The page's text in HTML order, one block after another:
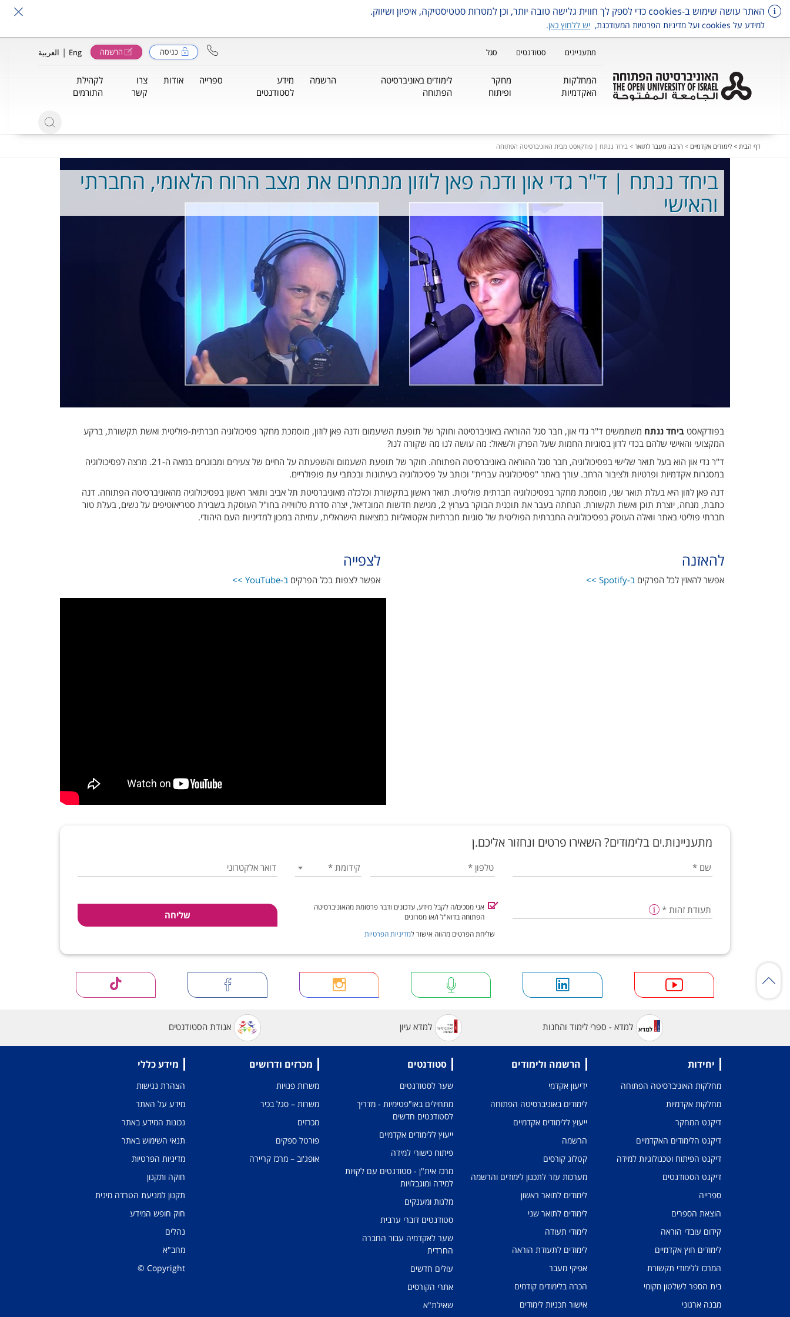
האתר עושה שימוש ב-cookies כדי לספק לך חווית גלישה טובה יותר, וכן למטרות סטטיסטיקה, איפיון ושיווק.
למידע על cookies ועל מדיניות הפרטיות המעודכנת, יש ללחוץ כאן.
מתעניינים סטודנטים סגל כניסה הרשמה Eng
| العربية
המחלקות
האקדמיות
מחקר
ופיתוח
לימודים באוניברסיטה
הפתוחה
הרשמה
מידע
לסטודנטים
ספרייה אודות
צרו
קשר
לקהילת
התורמים
דף הבית > לימודים אקדמיים > הרבה מעבר לתואר > ביחד ננתח | פודקאסט מבית האוניברסיטה הפתוחה
ביחד ננתח | ד"ר גדי און ודנה פאן לוזון מנתחים את מצב הרוח הלאומי, החברתי
והאישי
בפודקאסט ביחד ננתח משתמשים ד"ר גדי און, חבר סגל ההוראה באוניברסיטה וחוקר של תופעת השיעמום ודנה פאן לוזון, מוסמכת מחקר פסיכולוגיה חברתית-פוליטית ואשת תקשורת, ברקע
המקצועי והאישי שלהם בכדי לדון בסוגיות החמות שעל הפרק ולשאול: מה עושה לנו מה שקורה לנו?
ד"ר גדי און הוא בעל תואר שלישי בפסיכולוגיה, חבר סגל ההוראה באוניברסיטה הפתוחה. חוקר של תופעת השעמום והשפעתה על החיים של צעירים ומבוגרים במאה ה-21. מרצה לפסיכולוגיה
במסגרות אקדמיות ופרטיות ולציבור הרחב. עורך באתר "פסיכולוגיה עברית" וכותב על פסיכולוגיה בעיתונות ובכתבי עת פופולריים.
דנה פאן לוזון היא בעלת תואר שני, מוסמכת מחקר בפסיכולוגיה חברתית פוליטית. תואר ראשון בתקשורת וכלכלה מאוניברסיטת תל אביב ותואר ראשון בפסיכולוגיה מהאוניברסיטה הפתוחה. דנה
כתבת, מנחה, יוצרת תוכן ואשת תקשורת. הנחתה בעבר את תוכנית הבוקר בערוץ 2, מגישת חדשות המונדיאל, יצרה סדרת טלוויזיה בחו"ל העוסקת בשבירת סטריאוטיפים על נשים, בעלת טור
חברתי פוליטי באתר וואלה העוסק בפסיכולוגיה החברתית הפוליטית של סוגיות חברתיות אקטואליות במציאות הישראלית, עמיתה במכון למדיניות העם היהודי.
להאזנה
אפשר להאזין לכל הפרקים ב-Spotify >>
לצפייה
אפשר לצפות בכל הפרקים ב-YouTube >>
מתעניינות.ים בלימודים? השאירו פרטים ונחזור אליכם.ן
שם *
תעודת זהות *
טלפון* קידומת* דואר אלקטרוני
אני מסכים/ה לקבל מידע, עדכונים ודבר פרסומת מהאוניברסיטה
הפתוחה בדוא"ל ו/או מסרונים
שליחת הפרטים מהווה אישור למדיניות הפרטיות
למדא - ספרי לימוד והחנות למדא עיון אגודת הסטודנטים
יחידות
מחלקות האוניברסיטה הפתוחה
מחלקות אקדמיות
דיקנט המחקר
דיקנט הלימודים האקדמיים
דיקנט הפיתוח וטכנולוגיות למידה
דיקנט הסטודנטים
ספרייה
הוצאת הספרים
קידום עובדי הוראה
לימודים חוץ אקדמיים
המרכז ללימודי תקשורת
בית הספר לשלטון מקומי
מבנה ארגוני
הרשמה ולימודים
ידיעון אקדמי
לימודים באוניברסיטה הפתוחה
ייעוץ ללימודים אקדמיים
הרשמה
קטלוג קורסים
מערכות עזר לתכנון לימודים והרשמה
לימודים לתואר ראשון
לימודים לתואר שני
לימודי תעודה
לימודים לתעודת הוראה
אפיקי מעבר
הכרה בלימודים קודמים
אישור תכניות לימודים
סטודנטים
שער לסטודנטים
מתחילים באו"פטימיות - מדריך
לסטודנטים חדשים
ייעוץ ללימודים אקדמיים
פיתוח כישורי למידה
מרכז אית"ן - סטודנטים עם לקויות
למידה ומוגבלויות
מלגות ומענקים
סטודנטים דוברי ערבית
שער לאקדמיה עבור החברה
החרדית
עולים חדשים
אתרי הקורסים
שאילת"א
מכרזים ודרושים
משרות פנויות
משרות – סגל בכיר
מכרזים
פורטל ספקים
אופג'וב – מרכז קריירה
מידע כללי
הצהרת נגישות
מידע על האתר
נכונות המידע באתר
תנאי השימוש באתר
מדיניות הפרטיות
חוקה ותקנון
תקנון למניעת הטרדה מינית
חוק חופש המידע
נהלים
מחב"א
Copyright ©